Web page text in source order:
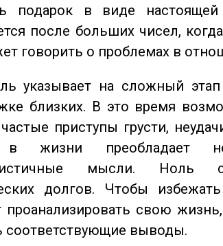
подарок в виде
после больших чисел,
говорить о проблемах в
указывает на сложный
близких. В это время
частые приступы грусти,
в жизни преобладает
мысли. Ноль
долгов. Чтобы
проанализировать свою
соответствующие выводы.